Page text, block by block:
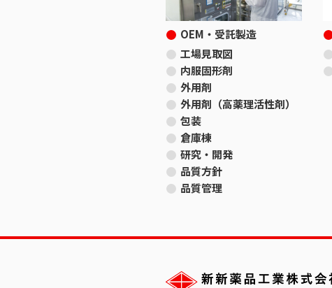
OEM・受託製造
工場見取図
内服固形剤
外用剤
外用剤（高薬理活性剤）
包装
倉庫棟
研究・開発
品質方針
品質管理